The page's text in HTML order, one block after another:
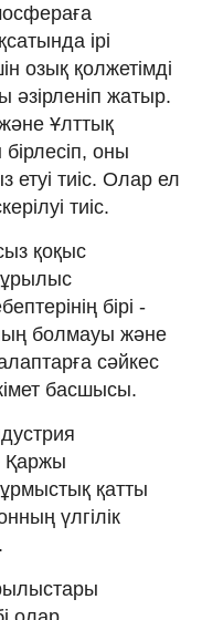
ірі
озық қолжетімді
әзірленіп жатыр.
Ұлттық
оны
етуі тиіс. Олар ел
тиіс.
қоқыс
бірі -
болмауы және
сәйкес
басшысы.
Қаржы
қатты
үлгілік